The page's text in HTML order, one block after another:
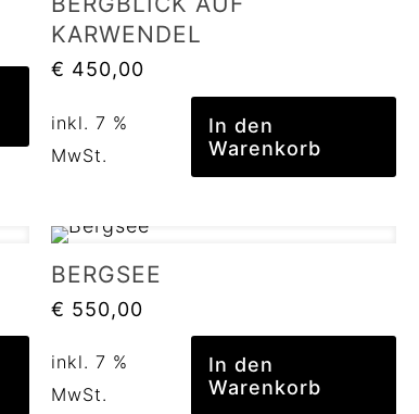
KARWENDEL
€ 450,00
inkl. 7 %
MwSt.
In den
Warenkorb
BERGSEE
€ 550,00
inkl. 7 %
MwSt.
In den
Warenkorb